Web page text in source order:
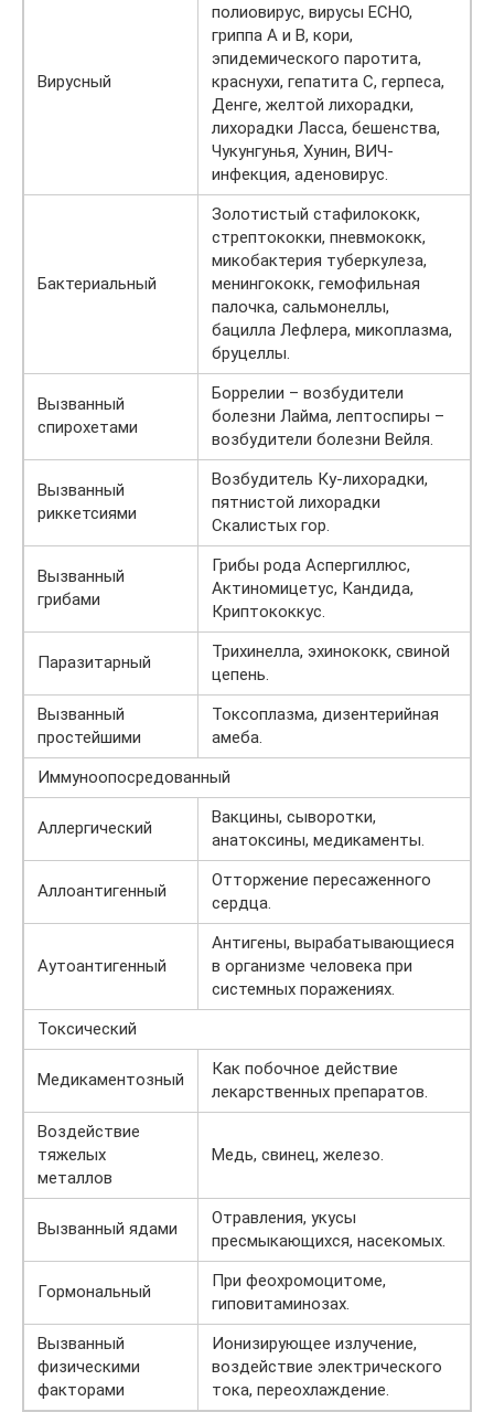
Вирусный
полиовирус, вирусы ECHO,
гриппа А и В, кори,
эпидемического паротита,
краснухи, гепатита С, герпеса,
Денге, желтой лихорадки,
лихорадки Ласса, бешенства,
Чукунгунья, Хунин, ВИЧ-
инфекция, аденовирус.
Бактериальный
Золотистый стафилококк,
стрептококки, пневмококк,
микобактерия туберкулеза,
менингококк, гемофильная
палочка, сальмонеллы,
бацилла Лефлера, микоплазма,
бруцеллы.
Вызванный
спирохетами
Боррелии – возбудители
болезни Лайма, лептоспиры –
возбудители болезни Вейля.
Вызванный
риккетсиями
Возбудитель Ку-лихорадки,
пятнистой лихорадки
Скалистых гор.
Вызванный
грибами
Грибы рода Аспергиллюс,
Актиномицетус, Кандида,
Криптококкус.
Паразитарный
Трихинелла, эхинококк, свиной
цепень.
Вызванный
простейшими
Токсоплазма, дизентерийная
амеба.
Иммуноопосредованный
Аллергический
Вакцины, сыворотки,
анатоксины, медикаменты.
Аллоантигенный
Отторжение пересаженного
сердца.
Аутоантигенный
Антигены, вырабатывающиеся
в организме человека при
системных поражениях.
Токсический
Медикаментозный
Как побочное действие
лекарственных препаратов.
Воздействие
тяжелых
металлов
Медь, свинец, железо.
Вызванный ядами
Отравления, укусы
пресмыкающихся, насекомых.
Гормональный
При феохромоцитоме,
гиповитаминозах.
Вызванный
физическими
факторами
Ионизирующее излучение,
воздействие электрического
тока, переохлаждение.